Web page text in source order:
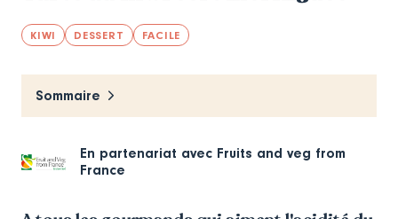
KIWI DESSERT FACILE
Sommaire
En partenariat avec Fruits and veg from
France